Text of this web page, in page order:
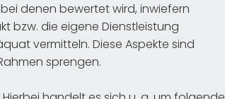
denen bewertet wird, inwiefern
bzw. die eigene Dienstleistung
vermitteln. Diese Aspekte sind
sprengen.